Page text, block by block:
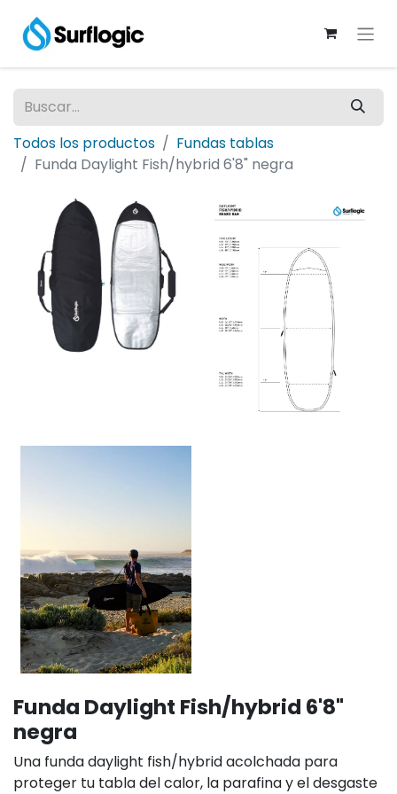
Todos los productos
Fundas tablas
Funda Daylight Fish/hybrid 6'8" negra
Funda Daylight Fish/hybrid 6'8"
negra
Una funda daylight fish/hybrid acolchada para
proteger tu tabla del calor, la parafina y el desgaste